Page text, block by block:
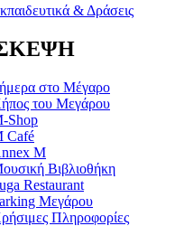
& Δράσεις
στο Μέγαρο
του Μεγάρου
Shop
Café
M
Βιβλιοθήκη
Restaurant
Μεγάρου
Πληροφορίες